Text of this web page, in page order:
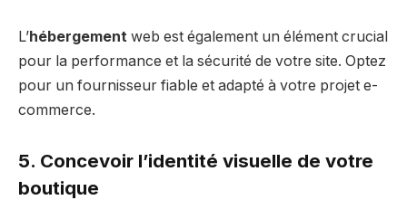
L’hébergement web est également un élément crucial
pour la performance et la sécurité de votre site. Optez
pour un fournisseur fiable et adapté à votre projet e-
commerce.
5. Concevoir l’identité visuelle de votre
boutique